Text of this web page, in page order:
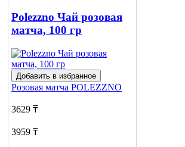
Polezzno Чай розовая
матча, 100 гр
Добавить в избранное
Розовая матча POLEZZNO
3629 ₸
3959 ₸